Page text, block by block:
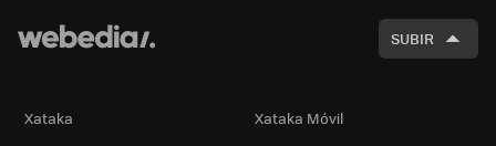
SUBIR
Xataka
Xataka Móvil